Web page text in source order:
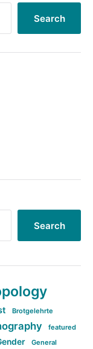
Search
Search
Brotgelehrte
featured
General